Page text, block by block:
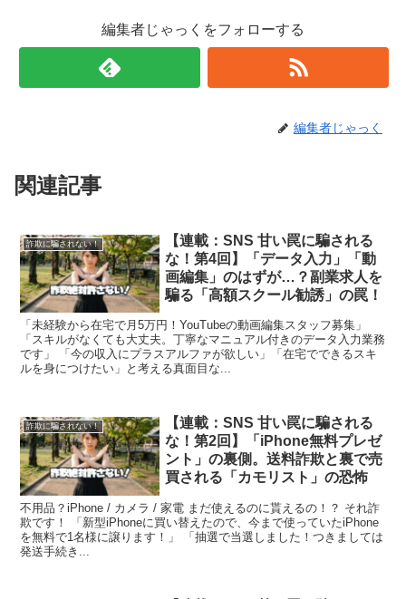
編集者じゃっくをフォローする
編集者じゃっく
関連記事
詐欺に騙されない！
【連載：SNS 甘い罠に騙される
な！第4回】「データ入力」「動
画編集」のはずが…？副業求人を
騙る「高額スクール勧誘」の罠！
「未経験から在宅で月5万円！YouTubeの動画編集スタッフ募集」
「スキルがなくても大丈夫。丁寧なマニュアル付きのデータ入力業務
です」 「今の収入にプラスアルファが欲しい」「在宅でできるスキ
ルを身につけたい」と考える真面目な...
詐欺に騙されない！
【連載：SNS 甘い罠に騙される
な！第2回】「iPhone無料プレゼ
ント」の裏側。送料詐欺と裏で売
買される「カモリスト」の恐怖
不用品？iPhone / カメラ / 家電 まだ使えるのに貰えるの！？ それ詐
欺です！ 「新型iPhoneに買い替えたので、今まで使っていたiPhone
を無料で1名様に譲ります！」 「抽選で当選しました！つきましては
発送手続き...